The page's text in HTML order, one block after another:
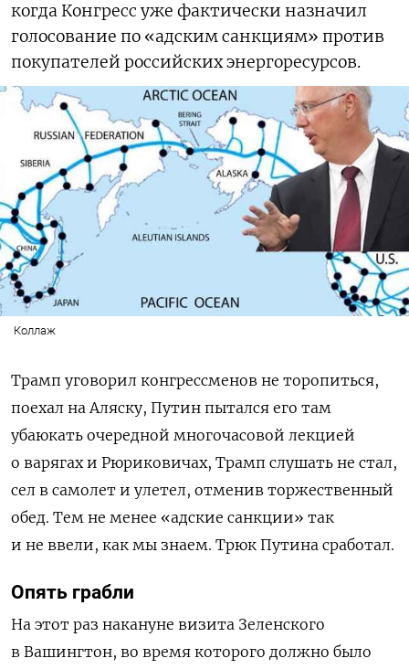
когда Конгресс уже фактически назначил
голосование по «адским санкциям» против
покупателей российских энергоресурсов.
Коллаж
Трамп уговорил конгрессменов не торопиться,
поехал на Аляску, Путин пытался его там
убаюкать очередной многочасовой лекцией
о варягах и Рюриковичах, Трамп слушать не стал,
сел в самолет и улетел, отменив торжественный
обед. Тем не менее «адские санкции» так
и не ввели, как мы знаем. Трюк Путина сработал.
Опять грабли
На этот раз накануне визита Зеленского
в Вашингтон, во время которого должно было